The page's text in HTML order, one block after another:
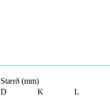
Stærð (mm)
D K
L